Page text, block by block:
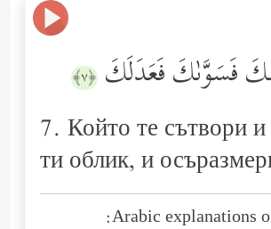
فَسَوَّىٰكَ فَعَدَلَكَ ﴿٧﴾
7. Който те сътвори
ти облик, и
Arabic explanations